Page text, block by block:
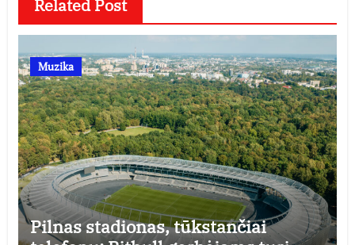
Related Post
Muzika
Pilnas stadionas, tūkstančiai